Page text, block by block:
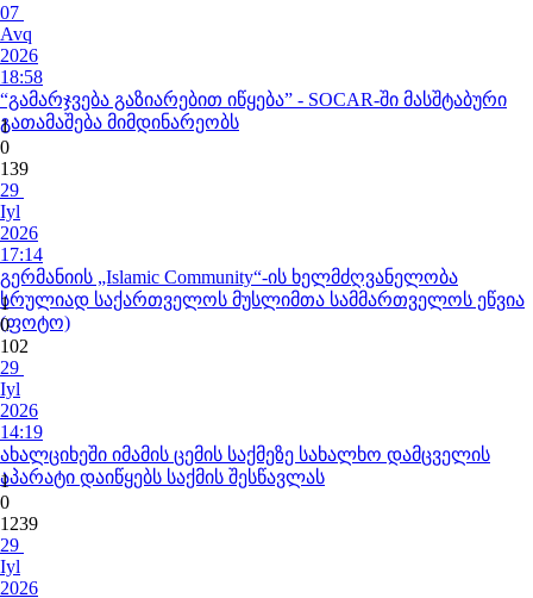
07
Avq
2026
18:58
“გამარჯვება გაზიარებით იწყება” - SOCAR-ში მასშტაბური
გათამაშება მიმდინარეობს
1
0
139
29
Iyl
2026
17:14
გერმანიის „Islamic Community“-ის ხელმძღვანელობა
სრულიად საქართველოს მუსლიმთა სამმართველოს ეწვია
(ფოტო)
1
0
102
29
Iyl
2026
14:19
ახალციხეში იმამის ცემის საქმეზე სახალხო დამცველის
აპარატი დაიწყებს საქმის შესწავლას
1
0
1239
29
Iyl
2026